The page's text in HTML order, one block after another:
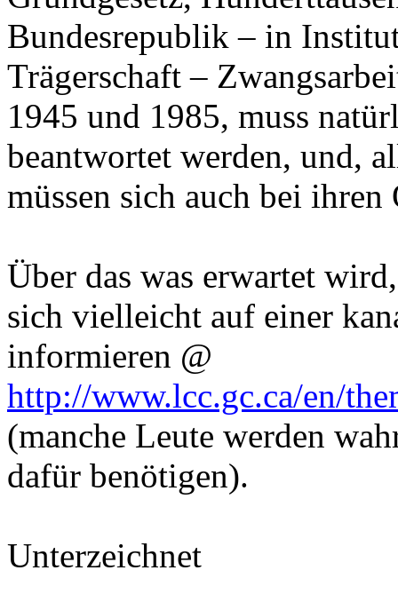
Bundesrepublik – in
Trägerschaft –
1945 und 1985, muss
beantwortet werden, und,
müssen sich auch bei
Über das was erwartet
sich vielleicht auf einer
informieren @
http://www.lcc.gc.ca/en/
(manche Leute werden
dafür benötigen).
Unterzeichnet